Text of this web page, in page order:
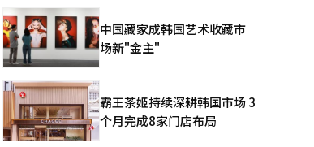
中国藏家成韩国艺术收藏市
场新"金主"
霸王茶姬持续深耕韩国市场 3
个月完成8家门店布局